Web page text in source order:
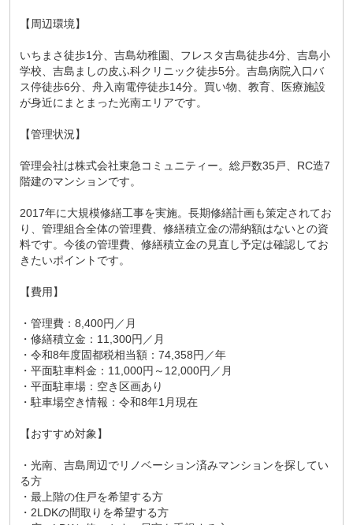
【周辺環境】
いちまさ徒歩1分、吉島幼稚園、フレスタ吉島徒歩4分、吉島小
学校、吉島ましの皮ふ科クリニック徒歩5分。吉島病院入口バ
ス停徒歩6分、舟入南電停徒歩14分。買い物、教育、医療施設
が身近にまとまった光南エリアです。
【管理状況】
管理会社は株式会社東急コミュニティー。総戸数35戸、RC造7
階建のマンションです。
2017年に大規模修繕工事を実施。長期修繕計画も策定されてお
り、管理組合全体の管理費、修繕積立金の滞納額はないとの資
料です。今後の管理費、修繕積立金の見直し予定は確認してお
きたいポイントです。
【費用】
・管理費：8,400円／月
・修繕積立金：11,300円／月
・令和8年度固都税相当額：74,358円／年
・平面駐車料金：11,000円～12,000円／月
・平面駐車場：空き区画あり
・駐車場空き情報：令和8年1月現在
【おすすめ対象】
・光南、吉島周辺でリノベーション済みマンションを探してい
る方
・最上階の住戸を希望する方
・2LDKの間取りを希望する方